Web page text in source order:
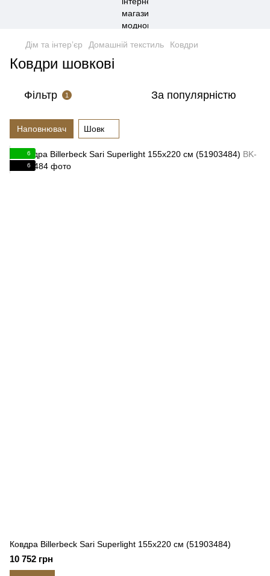
Дім та інтерʼєр Домашній текстиль Ковдри
Ковдри шовкові
Фільтр 1 За популярністю
Наповнювач Шовк
6
6
Ковдра Billerbeck Sari Superlight 155x220 см (51903484)
10 752 грн